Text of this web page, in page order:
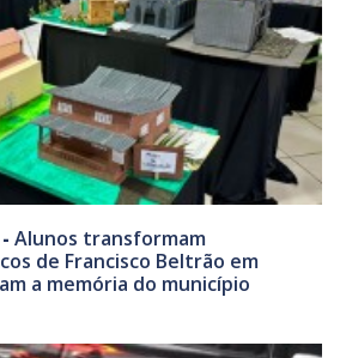
Alunos transformam
de Francisco Beltrão em
a memória do município